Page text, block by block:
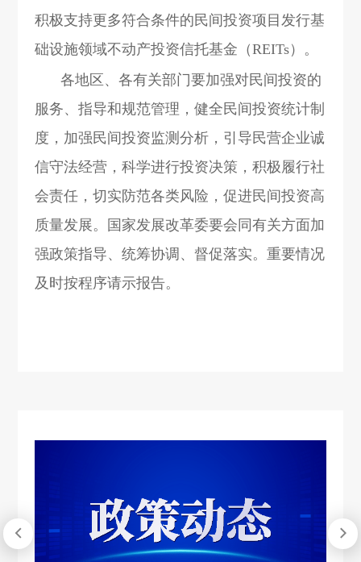
积极支持更多符合条件的民间投资项目发行基
础设施领域不动产投资信托基金（REITs）。
各地区、各有关部门要加强对民间投资的
服务、指导和规范管理，健全民间投资统计制
度，加强民间投资监测分析，引导民营企业诚
信守法经营，科学进行投资决策，积极履行社
会责任，切实防范各类风险，促进民间投资高
质量发展。国家发展改革委要会同有关方面加
强政策指导、统筹协调、督促落实。重要情况
及时按程序请示报告。
 